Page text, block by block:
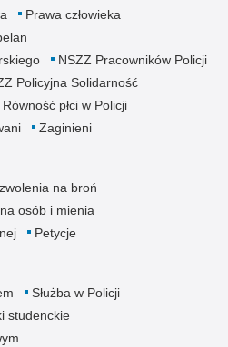
Prawa człowieka
NSZZ Pracowników Policji
Policyjna Solidarność
Równość płci w Policji
Zaginieni
na broń
osób i mienia
Petycje
Służba w Policji
studenckie